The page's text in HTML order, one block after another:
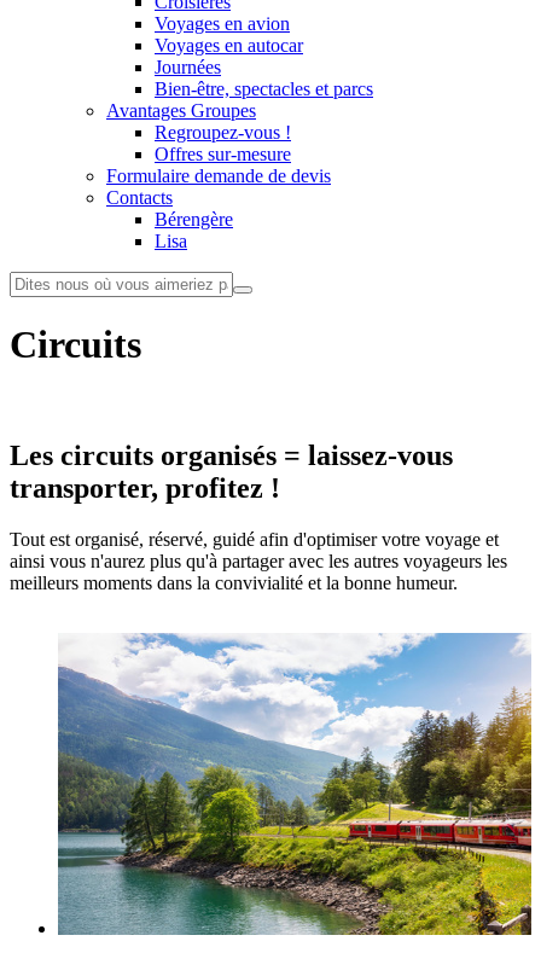
Voyages en avion
Voyages en autocar
Journées
Bien-être, spectacles et parcs
Avantages Groupes
Regroupez-vous !
Offres sur-mesure
Formulaire demande de devis
Contacts
Bérengère
Lisa
Circuits
Les circuits organisés = laissez-vous
transporter, profitez !
Tout est organisé, réservé, guidé afin d'optimiser votre voyage et
ainsi vous n'aurez plus qu'à partager avec les autres voyageurs les
meilleurs moments dans la convivialité et la bonne humeur.